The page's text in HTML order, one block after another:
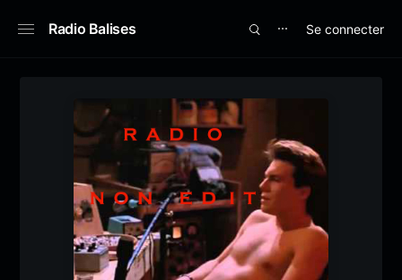
Radio Balises ⋯ Se connecter